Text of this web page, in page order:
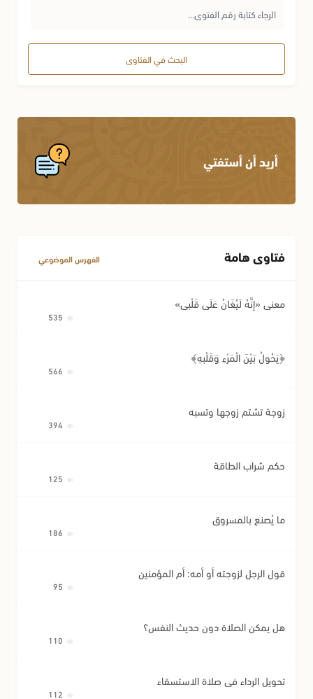
البحث في الفتاوى
أريد أن أستفتي
فتاوى هامة الفهرس الموضوعي
معنى «إِنَّهُ لَيُغَانُ عَلَى قَلْبِي»
﴿يَحُولُ بَيْنَ الْمَرْءِ وَقَلْبِهِ﴾
زوجة تشتم زوجها وتسبه
حكم شراب الطاقة
ما يُصنع بالمسروق
قول الرجل لزوجته أو أمه: أم المؤمنين
هل يمكن الصلاة دون حديث النفس؟
تحويل الرداء في صلاة الاستسقاء